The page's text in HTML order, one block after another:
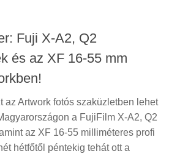
Fuji X-A2, Q2
és az XF 16-55 mm
az Artwork fotós szaküzletben lehet
a FujiFilm X-A2, Q2
az XF 16-55 milliméteres profi
hétfőtől péntekig tehát ott a